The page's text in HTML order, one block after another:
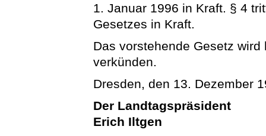
1. Januar 1996 in Kraft. § 4
Gesetzes in Kraft.
Das vorstehende Gesetz
verkünden.
Dresden, den 13. Dezember
Der Landtagspräsident
Erich Iltgen